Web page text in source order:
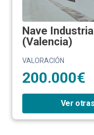
Nave
(Valencia)
VALORACIÓN
200.000€
Ver